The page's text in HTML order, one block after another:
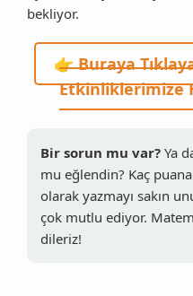
bekliyor.
👉 Buraya
Etkinliklerimize
Bir sorun mu var? Ya
mu eğlendin? Kaç puana
olarak yazmayı sakın
çok mutlu ediyor.
dileriz!